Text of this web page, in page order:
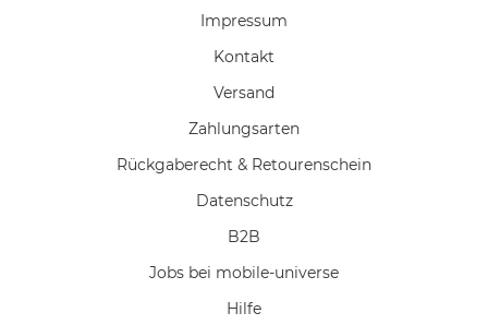
Impressum
Kontakt
Versand
Zahlungsarten
Rückgaberecht & Retourenschein
Datenschutz
B2B
Jobs bei mobile-universe
Hilfe